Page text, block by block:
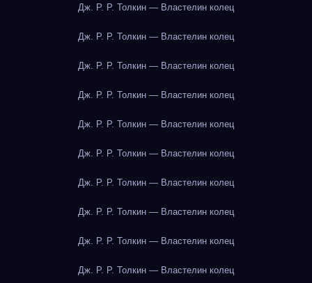
Дж. Р. Р. Толкин — Властелин колец
Дж. Р. Р. Толкин — Властелин колец
Дж. Р. Р. Толкин — Властелин колец
Дж. Р. Р. Толкин — Властелин колец
Дж. Р. Р. Толкин — Властелин колец
Дж. Р. Р. Толкин — Властелин колец
Дж. Р. Р. Толкин — Властелин колец
Дж. Р. Р. Толкин — Властелин колец
Дж. Р. Р. Толкин — Властелин колец
Дж. Р. Р. Толкин — Властелин колец